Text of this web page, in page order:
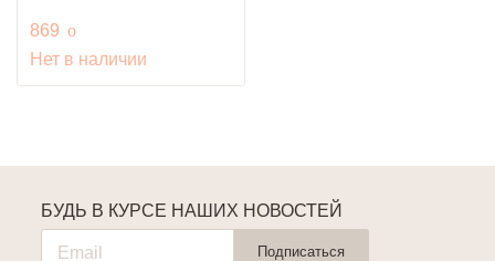
869 руб.
o
Нет в наличии
БУДЬ В КУРСЕ НАШИХ НОВОСТЕЙ
Подписаться